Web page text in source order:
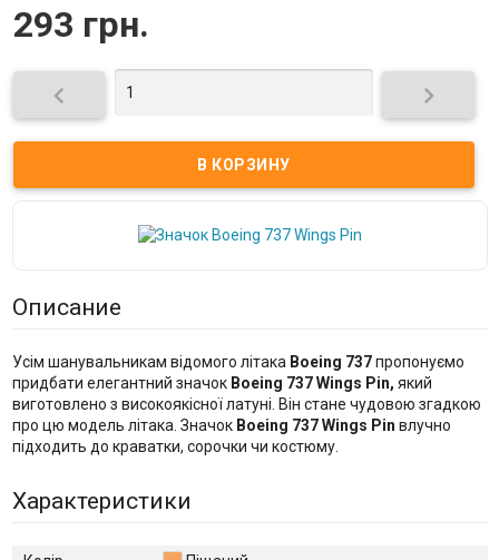
293 грн.
 
Описание
Усім шанувальникам відомого літака Boeing 737пропонуємо
придбати елегантний значок Boeing 737 Wings Pin, який
виготовлено з високоякісної латуні. Він стане чудовою згадкою
про цю модель літака. Значок Boeing 737 Wings Pin влучно
підходить до краватки, сорочки чи костюму.
Характеристики